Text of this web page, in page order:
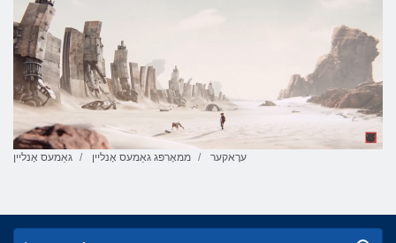
גאַמעס אָנליין ממאָרפּג גאַמעס אָנליין ערָאקער